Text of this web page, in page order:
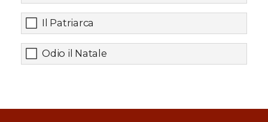
Il Patriarca
Odio il Natale